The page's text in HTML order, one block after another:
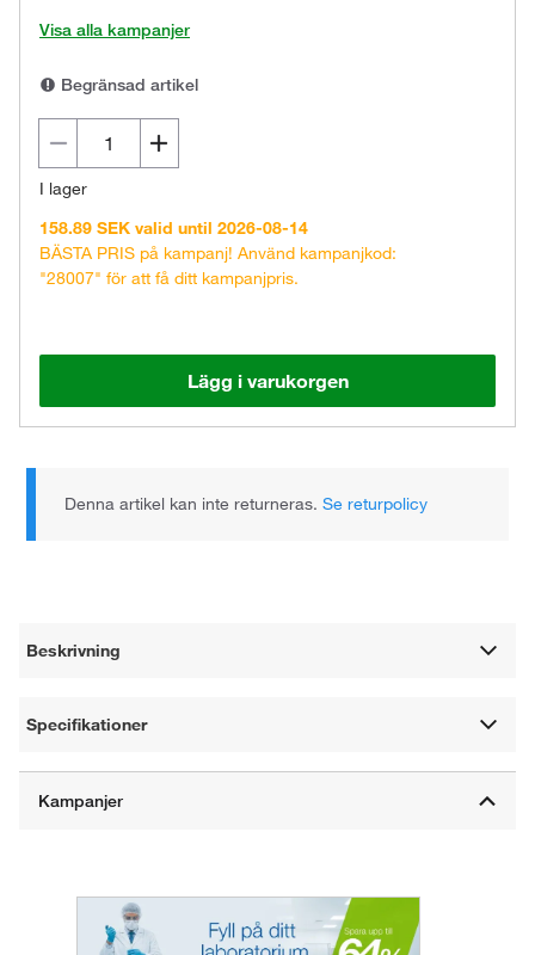
Visa alla kampanjer
Begränsad artikel
I lager
158.89 SEK valid until 2026-08-14
BÄSTA PRIS på kampanj! Använd kampanjkod:
"28007" för att få ditt kampanjpris.
Lägg i varukorgen
Denna artikel kan inte returneras.Se returpolicy
Beskrivning
Specifikationer